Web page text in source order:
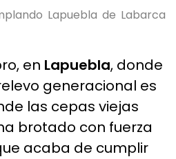
Lapuebla de Labarca
en Lapuebla, donde
generacional es
las cepas viejas
brotado con fuerza
acaba de cumplir